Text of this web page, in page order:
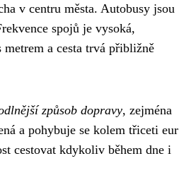
v centru města. Autobusy jsou
spojů je vysoká,
a cesta trvá přibližně
způsob dopravy, zejména
a pohybuje se kolem třiceti eur
cestovat kdykoliv během dne i